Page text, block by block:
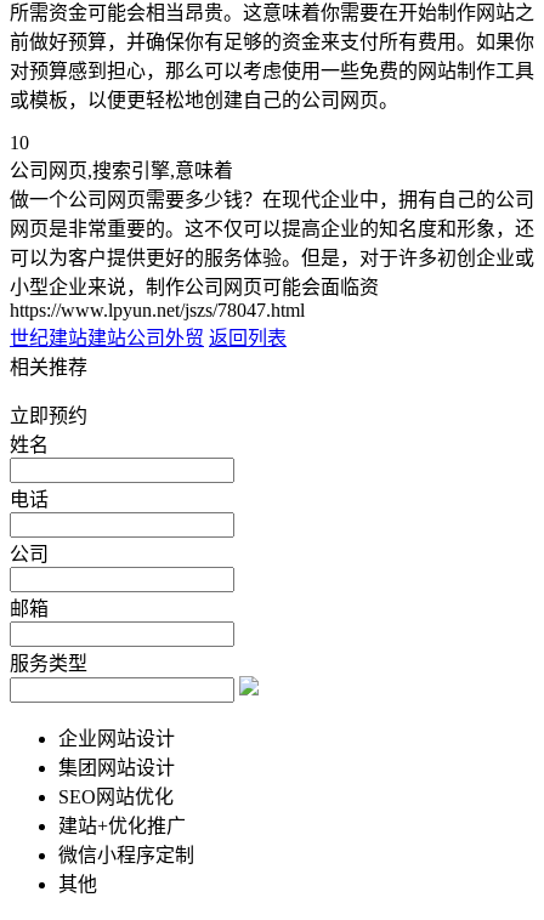
所需资金可能会相当昂贵。这意味着你需要在开始制作网站之
前做好预算，并确保你有足够的资金来支付所有费用。如果你
对预算感到担心，那么可以考虑使用一些免费的网站制作工具
或模板，以便更轻松地创建自己的公司网页。
10
公司网页,搜索引擎,意味着
做一个公司网页需要多少钱？在现代企业中，拥有自己的公司
网页是非常重要的。这不仅可以提高企业的知名度和形象，还
可以为客户提供更好的服务体验。但是，对于许多初创企业或
小型企业来说，制作公司网页可能会面临资
https://www.lpyun.net/jszs/78047.html
世纪建站建站公司外贸 返回列表
相关推荐
立即预约
姓名
电话
公司
邮箱
服务类型
企业网站设计
集团网站设计
SEO网站优化
建站+优化推广
微信小程序定制
其他